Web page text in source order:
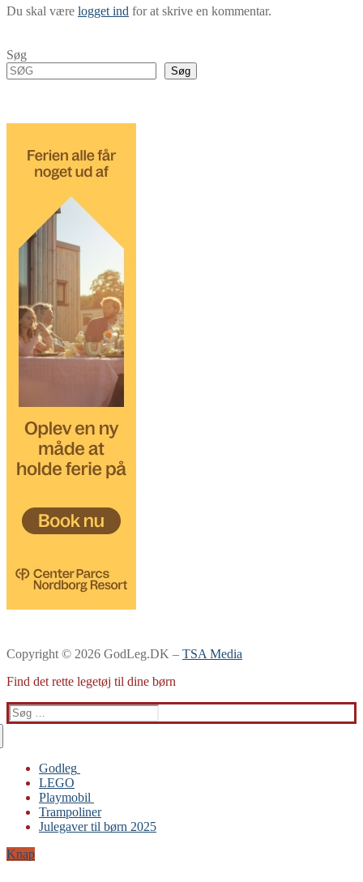
Du skal være logget ind for at skrive en kommentar.
Søg
Søg
Copyright © 2026 GodLeg.DK – TSA Media
Find det rette legetøj til dine børn
Søg
efter:
Godleg
Gabby’s Dukkehus
Playmobil
Trampoliner
LEGO
LEGO
Playmobil
Trampoliner
Julegaver til børn 2025
Knap